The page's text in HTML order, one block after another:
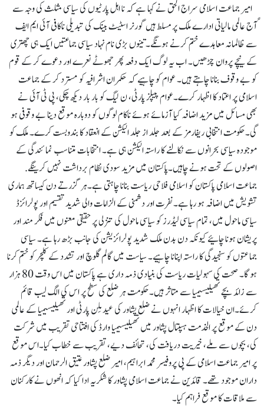
ٍ امیر جماعت اسلامی سراج الحق نے کہا ہے کہ نا اہل پارٹیوں کی سیاسی مثلث کی وجہ سے
آج عالمی مالیاتی ادارے ملک پر مسلط ہیں گورنر اسٹیٹ بینک کی تبدیلی ناکافی آئی ایم ایف
سے ظالمانہ معاہدے ختم کرنے ہونگے۔ تینوں بڑی نام نہاد سیاسی جماعتیں ایک ہی چھتری
کے نیچے پروان چڑھیں۔ اب یہ لوگ ایک دفعہ پھر جھوٹے نعرے اور دعوے کر کے قوم
کو بے وقوف بنانا چاہتے ہیں۔ عوام کو چاہیے کہ حکمران اشرافیہ کو مسترد کر کے جماعت
اسلامی پر اعتماد کا اظہار کرے۔عوام پیپلز پارٹی، ن لیگ کو بار بار دیکھ چکی، پی ٹی آئی نے
بھی مسائل میں مزید اضافہ کیا آزمائے ہوئے ناکام لوگوں کو دوبارہ موقع دینا بے وقوفی ہو
گی۔حکومت انتخابی ریفارمز کے بعد جلد از جلد الیکشن کے انعقاد کا بندوبست کرے۔ ملک کو
موجودہ سیاسی بحرانوں سے نکالنے کا راستہ الیکشن ہی ہے۔ انتخابات متناسب نمائندگی کے
اصولوں کے تحت ہونے چاہیں۔پاکستان میں مزید سودی نظام برداشت نہیں کرینگے.
جماعت اسلامی پاکستان کو اسلامی فلاحی ریاست بنانا چاہتی ہے۔ہر گزرتے دن کیساتھ ہماری
تشویش میں اضافہ ہو رہا ہے۔نفرت اور دشمنی کے الزامات والی شدید تقسیم اور پولرائزڈ
سیاسی ماحول میں، تمام سیاسی لیڈرز کو سیاسی ماحول کی تنزلی پر حقیقی معنوں میں فکر مند اور
پریشان ہونا چائیے کیونکہ دن بدن ملک شدید پولرائزیشن کی جانب بڑھ رہا ہے۔ سیاسی
جماعتوں کو سنجیدگی کا راستہ اپنانا چاہیے۔ سیاست میں گالم گلوچ اور تشدد کے کلچر کو ختم کرنا
ہو گا۔ صحت کی سہولیات ریاست کی بنیادی ذمہ داری ہے پاکستان میں اس وقت 80 ہزار
سے زائد بچے تھیلیسیمیا سے متاثر ہیں۔حکومت ہر ضلع کی سطح پر اس کی الگ لیب قائم
کرئے۔ان خیالات کا اظہار انہوں نے ضلع پشاور کی عید مِلن پارٹی اور تھیلیسیمیا کے عالمی
دن کے موقع پر الخدمت ہسپتال پشاور میں تھیلیسیمیا وارڈ کی افتتاحی تقریب میں شرکت
کی، بچوں سے ملے، خیریت دریافت کی، تحائف دیے، تقریب سے خطاب کیا۔اس موقع
پر امیر جماعت اسلامی کے پی پروفیسر محمد ابراہیم، امیر ضلع پشاور عتیق الرحمان اور دیگر ذمہ
داران موجود تھے۔ قائدین نے جماعت اسلامی پشاور کا شکریہ ادا کیا کہ انھوں نے کارکنان
سے ملاقات کا موقع فراہم کیا۔